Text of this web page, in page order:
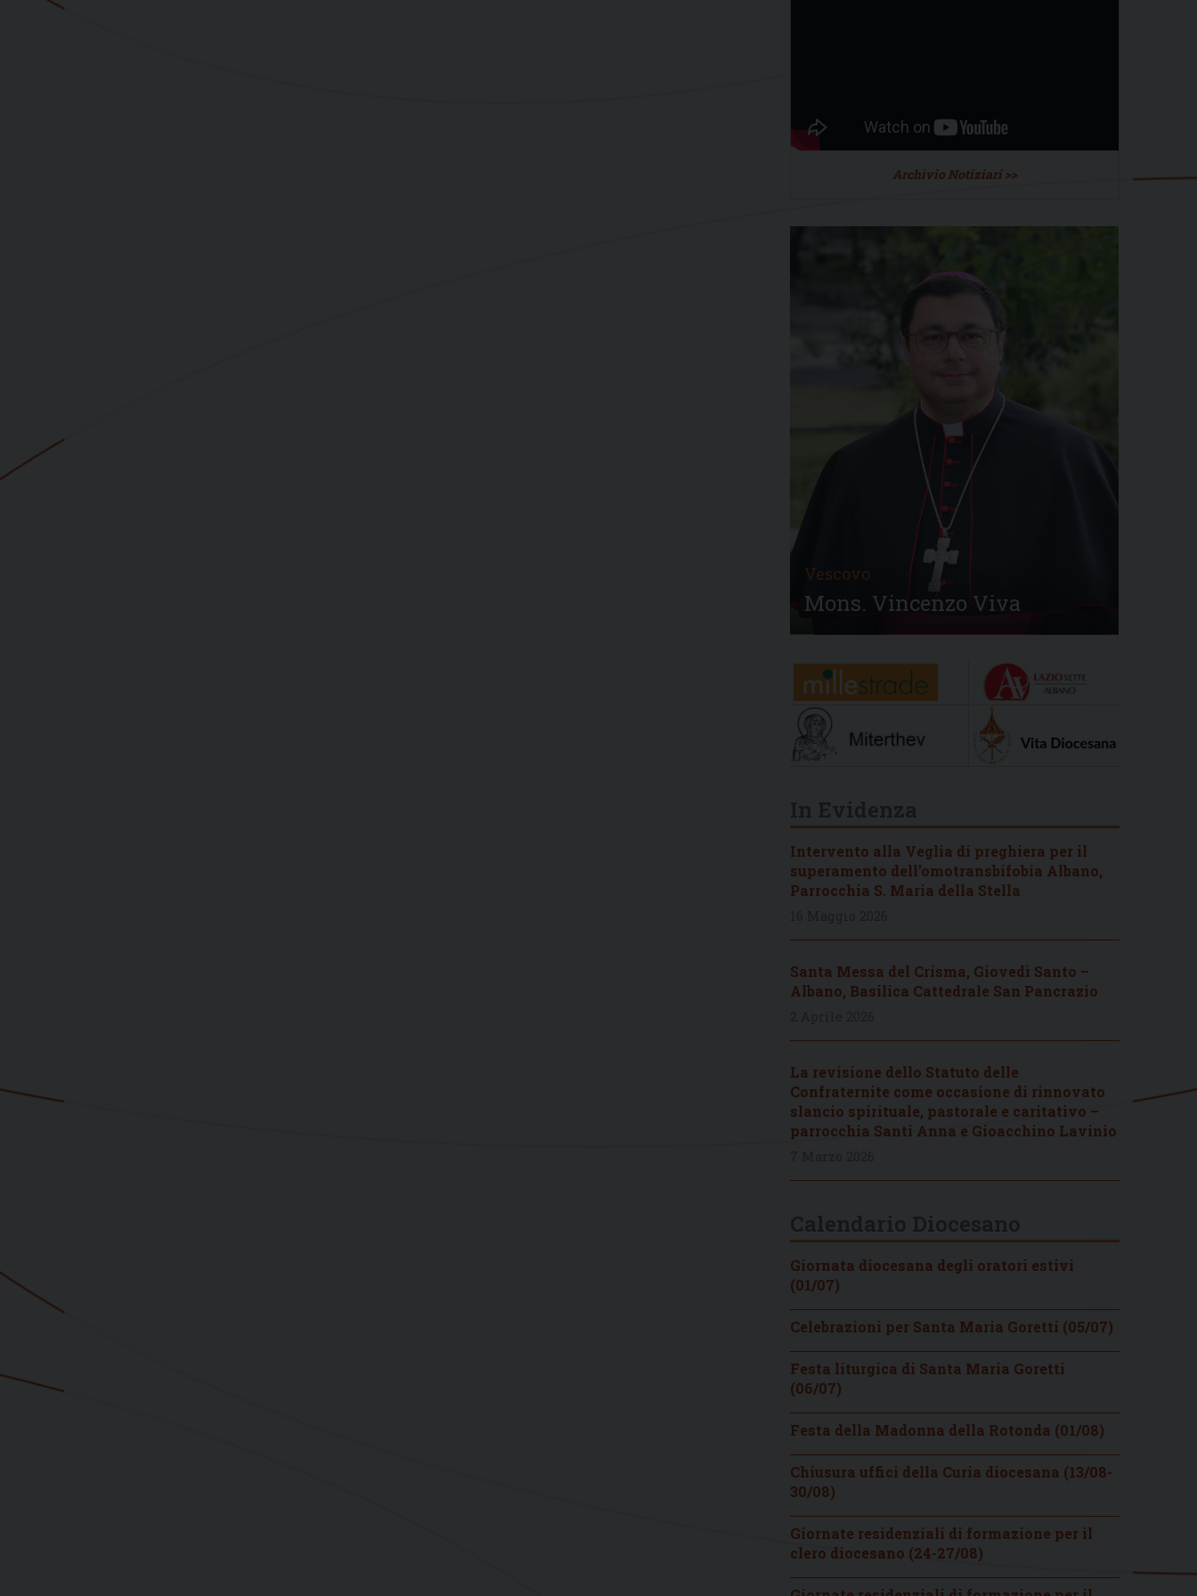
Archivio Notiziari >>
Vescovo
Mons. Vincenzo Viva
Intervento alla Veglia di preghiera per il
superamento dell’omotransbifobia Albano,
Parrocchia S. Maria della Stella
Santa Messa del Crisma, Giovedì Santo –
Albano, Basilica Cattedrale San Pancrazio
La revisione dello Statuto delle
Confraternite come occasione di rinnovato
slancio spirituale, pastorale e caritativo –
parrocchia Santi Anna e Gioacchino Lavinio
Giornata diocesana degli oratori estivi
(01/07)
Celebrazioni per Santa Maria Goretti (05/07)
Festa liturgica di Santa Maria Goretti
(06/07)
Festa della Madonna della Rotonda (01/08)
Chiusura uffici della Curia diocesana (13/08-
30/08)
Giornate residenziali di formazione per il
clero diocesano (24-27/08)